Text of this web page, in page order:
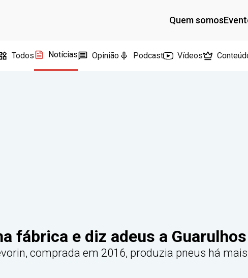
Quem somos
Todos Notícias Opinião Podcast Vídeos
fábrica e diz adeus a Guarulhos
comprada em 2016, produzia pneus há